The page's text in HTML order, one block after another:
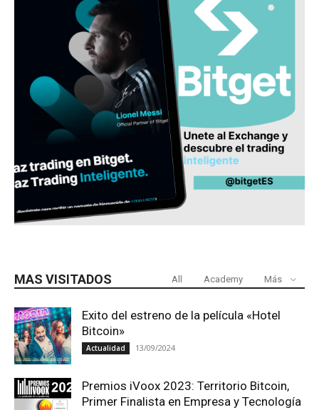
MAS VISITADOS All Academy Más
Exito del estreno de la película «Hotel
Bitcoin»
Actualidad 13/09/2024
Premios iVoox 2023: Territorio Bitcoin,
Primer Finalista en Empresa y Tecnología